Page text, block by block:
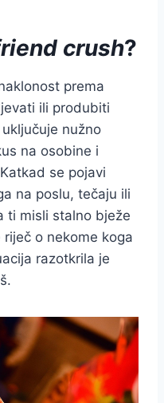
crush?
prema
ili produbiti
nužno
na osobine i
se pojavi
na poslu, tečaju ili
ti misli stalno bježe
o nekome koga
razotkrila je